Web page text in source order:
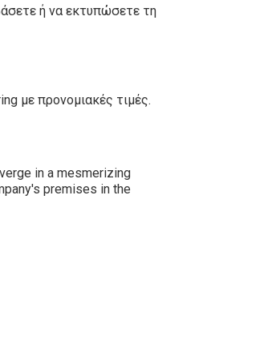
ή να εκτυπώσετε τη
με προνομιακές τιμές.
in a mesmerizing
premises in the